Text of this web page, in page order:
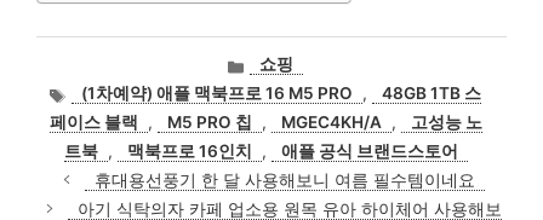
카
테
고
리
쇼핑
태
그
(1차예약) 애플 맥북프로 16 M5 PRO ,
48GB 1TB 스
페이스 블랙
, M5 PRO 칩 , MGEC4KH/A ,
고성능 노
트북 , 맥북프로 16인치 ,
애플 공식 브랜드스토어
휴대용선풍기 한 달 사용해보니 여름 필수템이네요
아기 식탁의자 카페 업소용 원목 유아 하이체어 사용해보